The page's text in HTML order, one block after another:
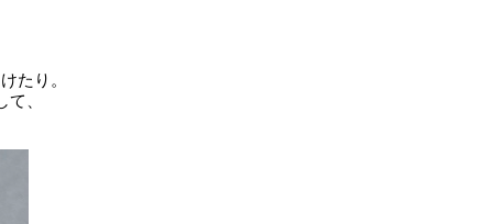
たり。
、